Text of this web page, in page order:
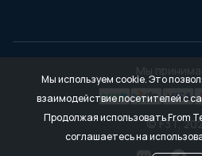
Мы
© F3T,
Мы используем cookie. Это
взаимодействие посетителей с
Продолжая использовать From
соглашаетесь на